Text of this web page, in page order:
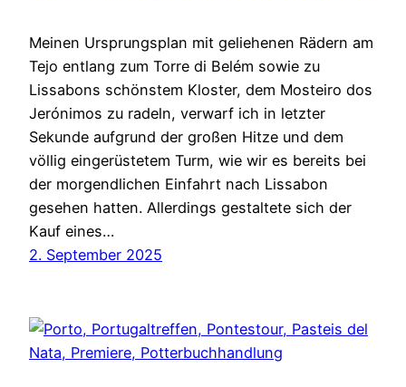
Meinen Ursprungsplan mit geliehenen Rädern am
Tejo entlang zum Torre di Belém sowie zu
Lissabons schönstem Kloster, dem Mosteiro dos
Jerónimos zu radeln, verwarf ich in letzter
Sekunde aufgrund der großen Hitze und dem
völlig eingerüstetem Turm, wie wir es bereits bei
der morgendlichen Einfahrt nach Lissabon
gesehen hatten. Allerdings gestaltete sich der
Kauf eines…
2. September 2025